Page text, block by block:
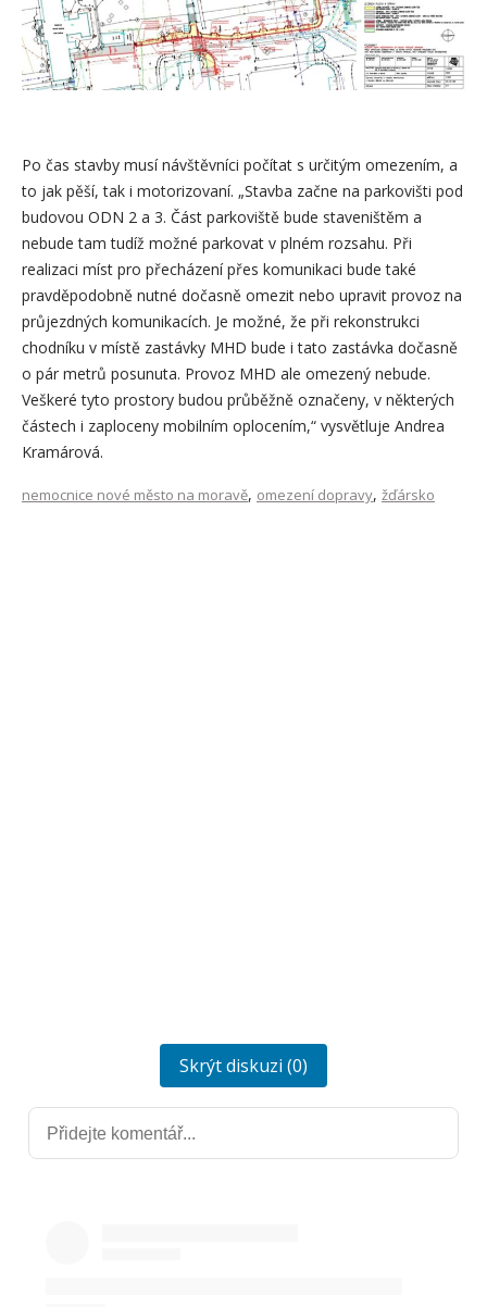
Po čas stavby musí návštěvníci počítat s určitým omezením, a
to jak pěší, tak i motorizovaní. „Stavba začne na parkovišti pod
budovou ODN 2 a 3. Část parkoviště bude staveništěm a
nebude tam tudíž možné parkovat v plném rozsahu. Při
realizaci míst pro přecházení přes komunikaci bude také
pravděpodobně nutné dočasně omezit nebo upravit provoz na
průjezdných komunikacích. Je možné, že při rekonstrukci
chodníku v místě zastávky MHD bude i tato zastávka dočasně
o pár metrů posunuta. Provoz MHD ale omezený nebude.
Veškeré tyto prostory budou průběžně označeny, v některých
částech i zaploceny mobilním oplocením,“ vysvětluje Andrea
Kramárová.
nemocnice nové město na moravě, omezení dopravy, žďársko
Skrýt diskuzi (0)